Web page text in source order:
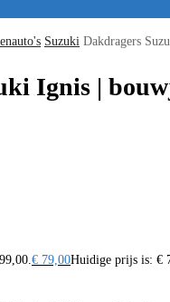
Suzuki Dakdragers
Ignis |
€ 79,00Huidige prijs is: €